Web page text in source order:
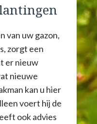
van uw gazon,
zorgt een
er nieuw
nieuwe
kan u hier
voert hij de
ook advies